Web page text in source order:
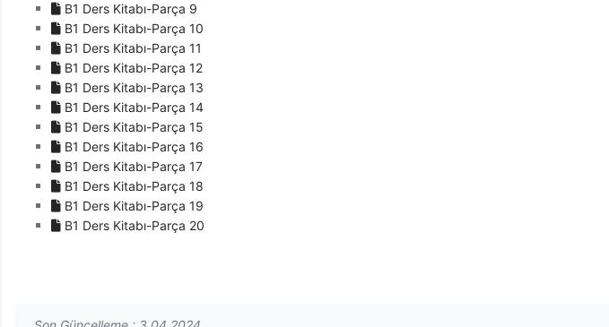
B1 Ders Kitabı-Parça 9
B1 Ders Kitabı-Parça 10
B1 Ders Kitabı-Parça 11
B1 Ders Kitabı-Parça 12
B1 Ders Kitabı-Parça 13
B1 Ders Kitabı-Parça 14
B1 Ders Kitabı-Parça 15
B1 Ders Kitabı-Parça 16
B1 Ders Kitabı-Parça 17
B1 Ders Kitabı-Parça 18
B1 Ders Kitabı-Parça 19
B1 Ders Kitabı-Parça 20